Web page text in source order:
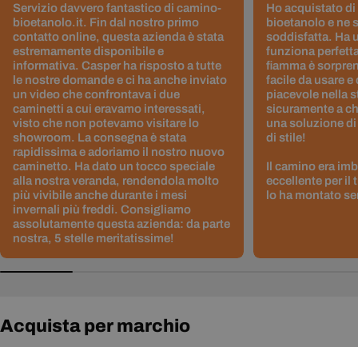
Servizio davvero fantastico di camino-
bioetanolo.it. Fin dal nostro primo
contatto online, questa azienda è stata
estremamente disponibile e
informativa. Casper ha risposto a tutte
le nostre domande e ci ha anche inviato
un video che confrontava i due
caminetti a cui eravamo interessati,
visto che non potevamo visitare lo
showroom. La consegna è stata
rapidissima e adoriamo il nostro nuovo
caminetto. Ha dato un tocco speciale
alla nostra veranda, rendendola molto
più vivibile anche durante i mesi
invernali più freddi. Consigliamo
assolutamente questa azienda: da parte
nostra, 5 stelle meritatissime!
Ho acquistato di
bioetanolo e ne
soddisfatta. Ha
funziona
fiamma è
facile da usare e
piacevole nella
sicuramente a
una soluzione
di stile!
Il camino era
eccellente per il
lo ha montato
Acquista per marchio